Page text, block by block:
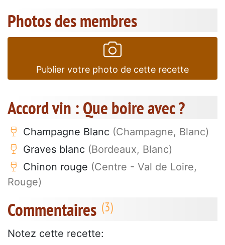
Photos des membres
Publier votre photo de cette recette
Accord vin : Que boire avec ?
Champagne Blanc (Champagne, Blanc)
Graves blanc (Bordeaux, Blanc)
Chinon rouge (Centre - Val de Loire,
Rouge)
Commentaires
Notez cette recette: